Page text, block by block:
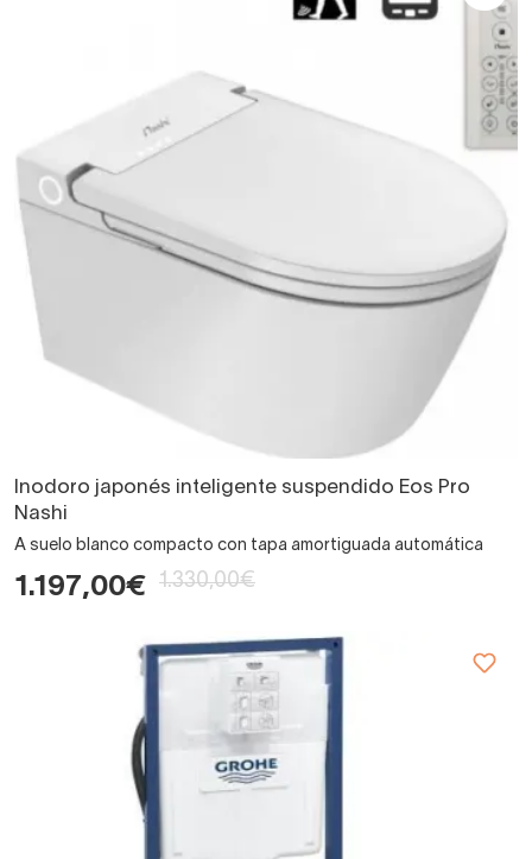
Inodoro japonés inteligente suspendido Eos Pro
Nashi
A suelo blanco compacto con tapa amortiguada automática
1.197,00€ 1.330,00€